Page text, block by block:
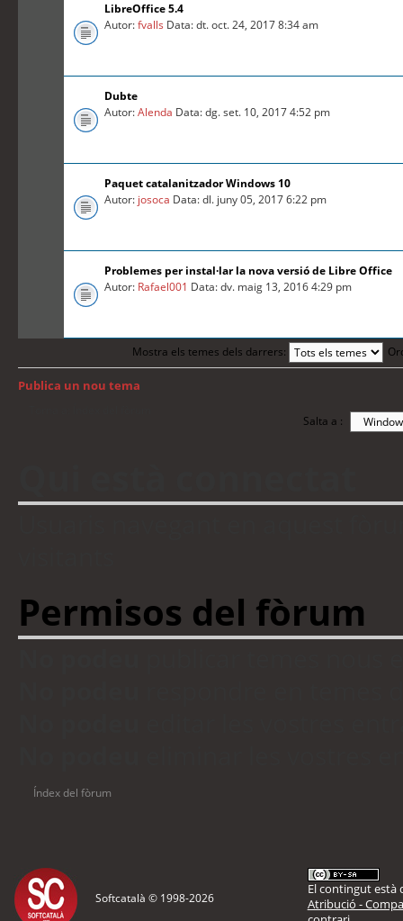
LibreOffice 5.4
Autor:fvalls Data: dt. oct. 24, 2017 8:34 am
Dubte
Autor:Alenda Data: dg. set. 10, 2017 4:52 pm
Paquet catalanitzador Windows 10
Autor: josoca Data: dl. juny 05, 2017 6:22 pm
Problemes per instal·lar la nova versió de Libre Office
Autor: Rafael001 Data: dv. maig 13, 2016 4:29 pm
Mostra els temes dels darrers:
Publica un nou tema
Salta a :
Permisos del fòrum
Índex del fòrum
Softcatalà © 1998-2026
El contingut està
Atribució -